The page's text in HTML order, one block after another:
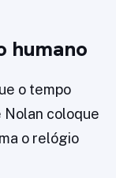
humano
o tempo
coloque
o relógio